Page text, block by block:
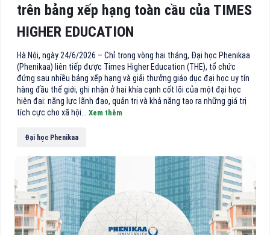
trên bảng xếp hạng toàn cầu của TIMES
HIGHER EDUCATION
Hà Nội, ngày 24/6/2026 – Chỉ trong vòng hai tháng, Đại học Phenikaa
(Phenikaa) liên tiếp được Times Higher Education (THE), tổ chức
đứng sau nhiều bảng xếp hạng và giải thưởng giáo dục đại học uy tín
hàng đầu thế giới, ghi nhận ở hai khía cạnh cốt lõi của một đại học
hiện đại: năng lực lãnh đạo, quản trị và khả năng tạo ra những giá trị
tích cực cho xã hội... Xem thêm
Đại học Phenikaa